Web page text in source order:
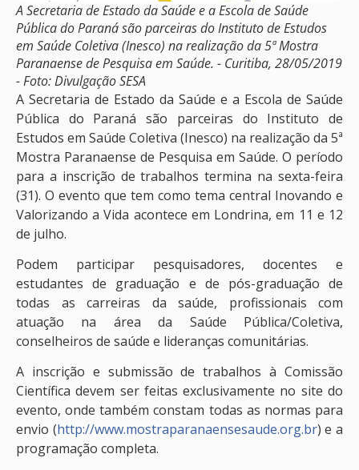
A Secretaria de Estado da Saúde e a Escola de Saúde
Pública do Paraná são parceiras do Instituto de Estudos
em Saúde Coletiva (Inesco) na realização da 5ª Mostra
Paranaense de Pesquisa em Saúde. - Curitiba, 28/05/2019
- Foto: Divulgação SESA
A Secretaria de Estado da Saúde e a Escola de Saúde
Pública do Paraná são parceiras do Instituto de
Estudos em Saúde Coletiva (Inesco) na realização da 5ª
Mostra Paranaense de Pesquisa em Saúde. O período
para a inscrição de trabalhos termina na sexta-feira
(31). O evento que tem como tema central Inovando e
Valorizando a Vida acontece em Londrina, em 11 e 12
de julho.
Podem participar pesquisadores, docentes e
estudantes de graduação e de pós-graduação de
todas as carreiras da saúde, profissionais com
atuação na área da Saúde Pública/Coletiva,
conselheiros de saúde e lideranças comunitárias.
A inscrição e submissão de trabalhos à Comissão
Científica devem ser feitas exclusivamente no site do
evento, onde também constam todas as normas para
envio (http://www.mostraparanaensesaude.org.br) e a
programação completa.